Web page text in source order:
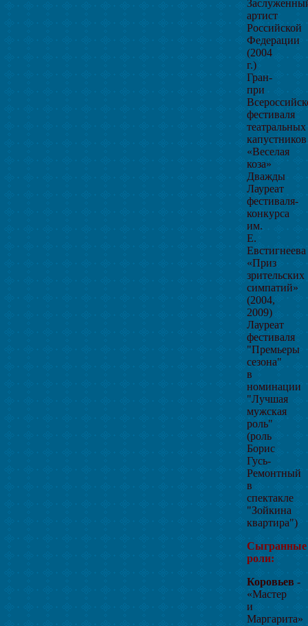
артист
Российской
Федерации
(2004
г.)
Гран-
при
фестиваля
театральных
капустников
«Веселая
коза»
Дважды
Лауреат
фестиваля-
конкурса
им.
Е.
Евстигнеева
«Приз
зрительских
симпатий»
(2004,
2009)
Лауреат
фестиваля
"Премьеры
сезона"
в
номинации
"Лучшая
мужская
роль"
(роль
Борис
Гусь-
Ремонтный
в
спектакле
"Зойкина
квартира")
Сыгранные
роли:
Коровьев -
«Мастер
и
Маргарита»